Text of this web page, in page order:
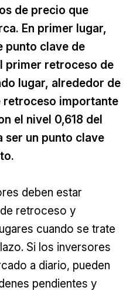
de precio que
En primer lugar,
punto clave de
primer retroceso de
lugar, alrededor de
retroceso importante
el nivel 0,618 del
ser un punto clave
deben estar
retroceso y
cuando se trate
Si los inversores
a diario, pueden
pendientes y